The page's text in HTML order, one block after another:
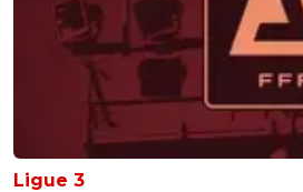
Ligue 3